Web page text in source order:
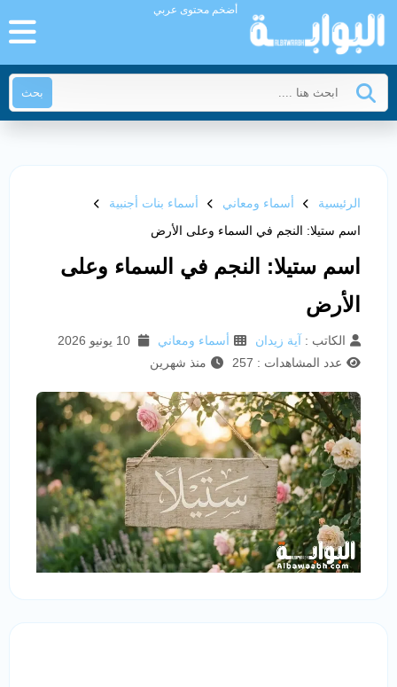
أضخم محتوى عربي
بحث
الرئيسية أسماء ومعاني
أسماء بنات أجنبية
اسم ستيلا: النجم في السماء وعلى الأرض
اسم ستيلا: النجم في السماء وعلى
الأرض
الكاتب : آية زيدان أسماء ومعاني
عدد المشاهدات : 257
منذ شهرين